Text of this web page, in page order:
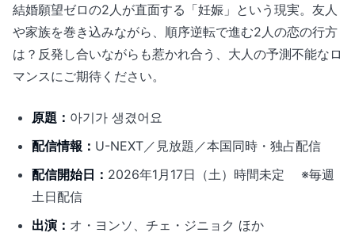
結婚願望ゼロの2人が直面する「妊娠」という現実。友人
や家族を巻き込みながら、順序逆転で進む2人の恋の行方
は？反発し合いながらも惹かれ合う、大人の予測不能なロ
マンスにご期待ください。
原題： 아기가 생겼어요
配信情報： U-NEXT／見放題／本国同時・独占配信
配信開始日： 2026年1月17日（土）時間未定 ※毎週
土日配信
出演： オ・ヨンソ、チェ・ジニョク ほか